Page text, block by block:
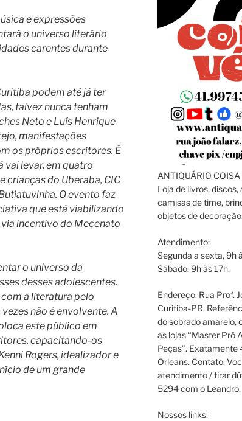
e expressões
o universo literário
carentes durante
podem até já ter
talvez nunca tenham
Neto e Luís Henrique
manifestações
os próprios escritores. É
vai levar, em quatro
crianças do Uberaba, CIC
O evento faz
que está viabilizando
incentivo do Mecenato
o universo da
desses adolescentes.
a literatura pelo
não é envolvente. A
este público em
capacitando-os
Rogers, idealizador e
de um grande
ANTIQUÁRIO
Loja de livros,
camisas de time,
objetos de decoração.
Atendimento:
Segunda a sexta, 9h
Sábado: 9h às 17h.
Endereço: Rua Prof.
Curitiba-PR.
do sobrado amarelo,
as lojas “Master Pró
Peças”.
Orleans. Contato:
atendimento / tirar
5294 com o Leandro.
Nossos links: